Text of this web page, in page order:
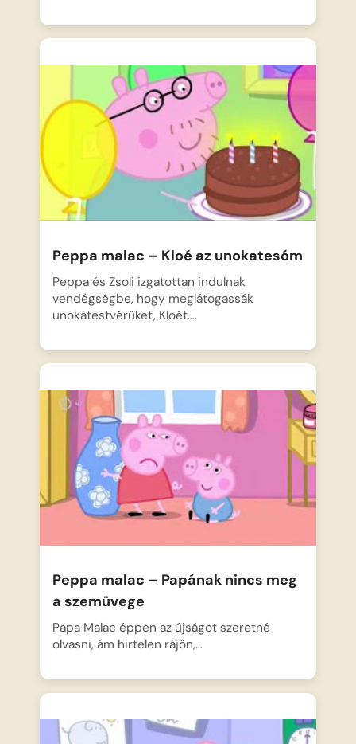
Peppa malac – Kloé az unokatesóm
Peppa és Zsoli izgatottan indulnak
vendégségbe, hogy meglátogassák
unokatestvérüket, Kloét….
Peppa malac – Papának nincs meg
a szemüvege
Papa Malac éppen az újságot szeretné
olvasni, ám hirtelen rájön,…